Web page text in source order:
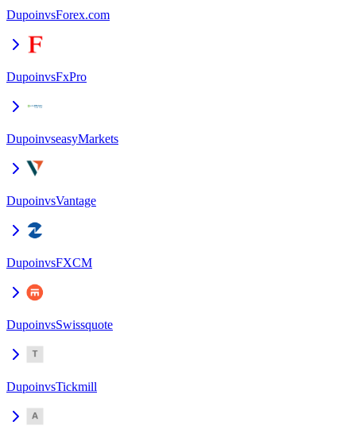
DupoinvsForex.com
DupoinvsFxPro
DupoinvseasyMarkets
DupoinvsVantage
DupoinvsFXCM
DupoinvsSwissquote
DupoinvsTickmill